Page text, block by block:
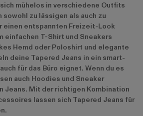
mühelos in verschiedene Outfits
zu lässigen als auch zu
einen entspannten Freizeit-Look
einfachen T-Shirt und Sneakers
Hemd oder Poloshirt und elegante
deine Tapered Jeans in ein smart-
für das Büro eignet. Wenn du es
auch Hoodies und Sneaker
Jeans. Mit der richtigen Kombination
lassen sich Tapered Jeans für